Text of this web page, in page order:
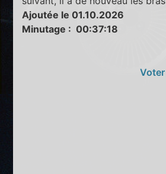
Ajoutée le 01.10.2026
Minutage : 00:37:18